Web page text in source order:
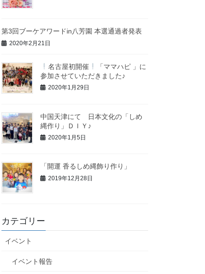
第3回ブーケアワードin八芳園 本選通過者発表
2020年2月21日
名古屋初開催
「ママハピ 」に
参加させていただきました♪
2020年1月29日
中国天津にて 日本文化の「しめ
縄作り」ＤＩＹ♪
2020年1月5日
「開運 香るしめ縄飾り作り」
2019年12月28日
カテゴリー
イベント
イベント報告